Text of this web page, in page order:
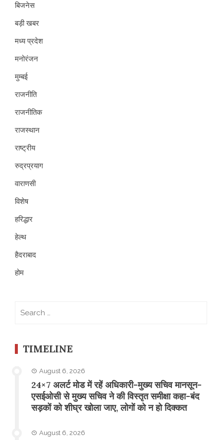
बिजनेस
बड़ी खबर
मध्य प्रदेश
मनोरंजन
मुम्बई
राजनीति
राजनीतिक
राजस्थान
राष्ट्रीय
रुद्रप्रयाग
वाराणसी
विशेष
हरिद्धार
हेल्थ
हैदराबाद
होम
TIMELINE
August 6, 2026
24×7 अलर्ट मोड में रहें अधिकारी-मुख्य सचिव मानसून-
एसईओसी से मुख्य सचिव ने की विस्तृत समीक्षा कहा-बंद
सड़कों को शीघ्र खोला जाए, लोगों को न हो दिक्कत
August 6, 2026